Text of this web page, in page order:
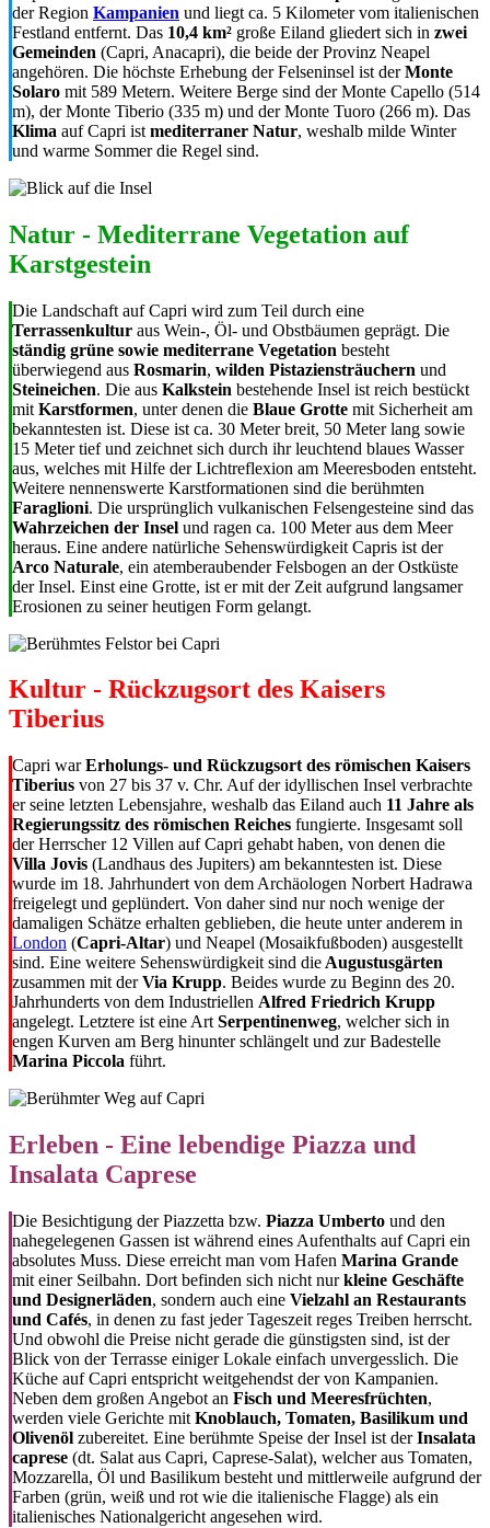
der Region Kampanien und liegt ca. 5 Kilometer vom italienischen
Festland entfernt. Das 10,4 km² große Eiland gliedert sich in zwei
Gemeinden (Capri, Anacapri), die beide der Provinz Neapel
angehören. Die höchste Erhebung der Felseninsel ist derMonte
Solaro mit 589 Metern. Weitere Berge sind der Monte Capello (514
m), der Monte Tiberio (335 m) und der Monte Tuoro (266 m). Das
Klima auf Capri ist mediterraner Natur, weshalb milde Winter
und warme Sommer die Regel sind.
Natur - Mediterrane Vegetation auf
Karstgestein
Die Landschaft auf Capri wird zum Teil durch eine
Terrassenkultur aus Wein-, Öl- und Obstbäumen geprägt. Die
ständig grüne sowie mediterrane Vegetation besteht
überwiegend aus Rosmarin, wilden Pistaziensträuchern und
Steineichen. Die aus Kalkstein bestehende Insel ist reich bestückt
mit Karstformen, unter denen die Blaue Grotte mit Sicherheit am
bekanntesten ist. Diese ist ca. 30 Meter breit, 50 Meter lang sowie
15 Meter tief und zeichnet sich durch ihr leuchtend blaues Wasser
aus, welches mit Hilfe der Lichtreflexion am Meeresboden entsteht.
Weitere nennenswerte Karstformationen sind die berühmten
Faraglioni. Die ursprünglich vulkanischen Felsengesteine sind das
Wahrzeichen der Insel und ragen ca. 100 Meter aus dem Meer
heraus. Eine andere natürliche Sehenswürdigkeit Capris ist der
Arco Naturale, ein atemberaubender Felsbogen an der Ostküste
der Insel. Einst eine Grotte, ist er mit der Zeit aufgrund langsamer
Erosionen zu seiner heutigen Form gelangt.
Kultur - Rückzugsort des Kaisers
Tiberius
Capri warErholungs- und Rückzugsort des römischen Kaisers
Tiberius von 27 bis 37 v. Chr. Auf der idyllischen Insel verbrachte
er seine letzten Lebensjahre, weshalb das Eiland auch 11 Jahre als
Regierungssitz des römischen Reiches fungierte. Insgesamt soll
der Herrscher 12 Villen auf Capri gehabt haben, von denen die
Villa Jovis (Landhaus des Jupiters) am bekanntesten ist. Diese
wurde im 18. Jahrhundert von dem Archäologen Norbert Hadrawa
freigelegt und geplündert. Von daher sind nur noch wenige der
damaligen Schätze erhalten geblieben, die heute unter anderem in
London (Capri-Altar) und Neapel (Mosaikfußboden) ausgestellt
sind. Eine weitere Sehenswürdigkeit sind die Augustusgärten
zusammen mit derVia Krupp. Beides wurde zu Beginn des 20.
Jahrhunderts von dem Industriellen Alfred Friedrich Krupp
angelegt. Letztere ist eine Art Serpentinenweg, welcher sich in
engen Kurven am Berg hinunter schlängelt und zur Badestelle
Marina Piccola führt.
Erleben - Eine lebendige Piazza und
Insalata Caprese
Die Besichtigung der Piazzetta bzw. Piazza Umberto und den
nahegelegenen Gassen ist während eines Aufenthalts auf Capri ein
absolutes Muss. Diese erreicht man vom Hafen Marina Grande
mit einer Seilbahn. Dort befinden sich nicht nurkleine Geschäfte
und Designerläden, sondern auch eine Vielzahl an Restaurants
und Cafés, in denen zu fast jeder Tageszeit reges Treiben herrscht.
Und obwohl die Preise nicht gerade die günstigsten sind, ist der
Blick von der Terrasse einiger Lokale einfach unvergesslich. Die
Küche auf Capri entspricht weitgehendst der von Kampanien.
Neben dem großen Angebot an Fisch und Meeresfrüchten,
werden viele Gerichte mit Knoblauch, Tomaten, Basilikum und
Olivenöl zubereitet. Eine berühmte Speise der Insel ist derInsalata
caprese (dt. Salat aus Capri, Caprese-Salat), welcher aus Tomaten,
Mozzarella, Öl und Basilikum besteht und mittlerweile aufgrund der
Farben (grün, weiß und rot wie die italienische Flagge) als ein
italienisches Nationalgericht angesehen wird.